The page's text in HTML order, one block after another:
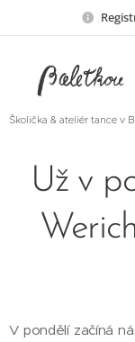
Školička & ateliér tance v
Už v
V pondělí začíná